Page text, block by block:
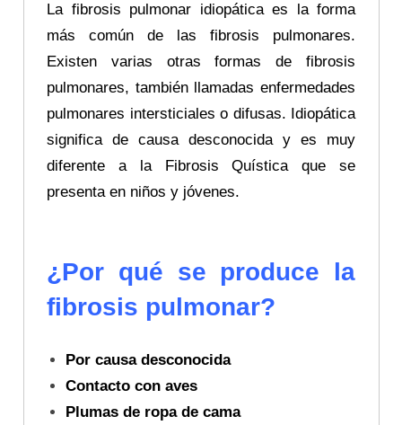
La fibrosis pulmonar idiopática es la forma
más común de las fibrosis pulmonares.
Existen varias otras formas de fibrosis
pulmonares, también llamadas enfermedades
pulmonares intersticiales o difusas. Idiopática
significa de causa desconocida y es muy
diferente a la Fibrosis Quística que se
presenta en niños y jóvenes.
¿Por qué se produce la
fibrosis pulmonar?
Por causa desconocida
Contacto con aves
Plumas de ropa de cama